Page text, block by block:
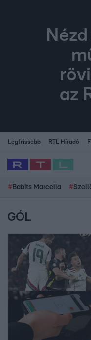
az
Legfrissebb RTL Híradó
# Babits Marcella #
GÓL